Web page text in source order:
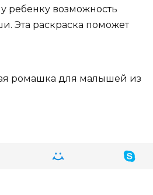
ребенку возможность
Эта раскраска поможет
ромашка для малышей из